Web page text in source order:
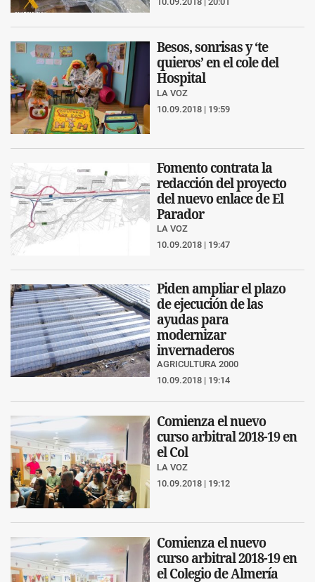
Besos, sonrisas y ‘te
quieros’ en el cole del
Hospital
LA VOZ
10.09.2018 | 19:59
Fomento contrata la
redacción del proyecto
del nuevo enlace de El
Parador
LA VOZ
10.09.2018 | 19:47
Piden ampliar el plazo
de ejecución de las
ayudas para
modernizar
invernaderos
AGRICULTURA 2000
10.09.2018 | 19:14
Comienza el nuevo
curso arbitral 2018-19 en
el Col
LA VOZ
10.09.2018 | 19:12
Comienza el nuevo
curso arbitral 2018-19 en
el Colegio de Almería